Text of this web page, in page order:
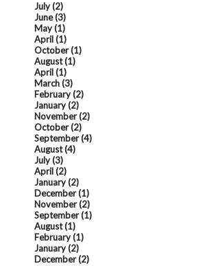
July(2)
June(3)
May(1)
April(1)
October(1)
August(1)
April(1)
March(3)
February(2)
January(2)
November(2)
October(2)
September(4)
August(4)
July(3)
April(2)
January(2)
December(1)
November(2)
September(1)
August(1)
February(1)
January(2)
December(2)